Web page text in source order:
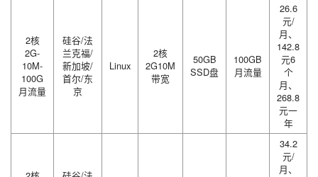
2核
2G-
10M-
100G
月流量
硅谷/法
兰克福/
新加坡/
首尔/东
京
Linux
2核
2G10M
带宽
50GB
SSD盘
100GB
月流量
26.6
元/
月、
142.8
元6
个
月、
268.8
元一
年
34.2
元/
月、